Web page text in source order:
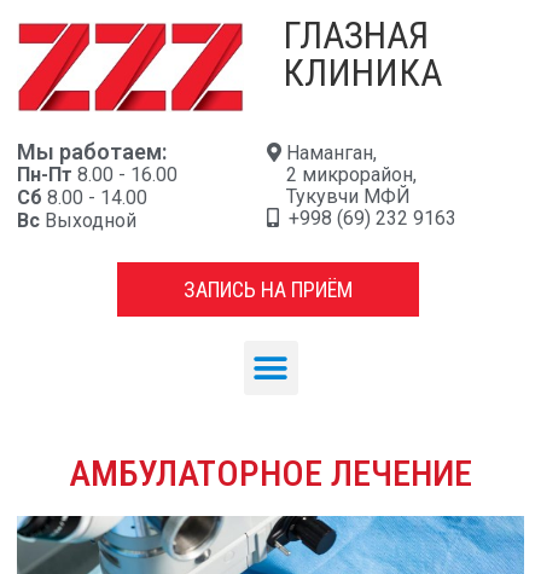
ГЛАЗНАЯ
КЛИНИКА
Мы работаем:
Пн-Пт8.00 - 16.00
Сб8.00 - 14.00
Вс Выходной
Наманган,
2 микрорайон,
Тукувчи МФЙ
+998 (69) 232 9163
ЗАПИСЬ НА ПРИЁМ
АМБУЛАТОРНОЕ ЛЕЧЕНИЕ